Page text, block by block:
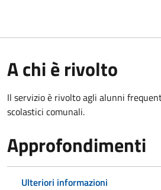
A chi è rivolto
Il servizio è rivolto agli alunni
scolastici comunali.
Approfondimenti
Ulteriori informazioni